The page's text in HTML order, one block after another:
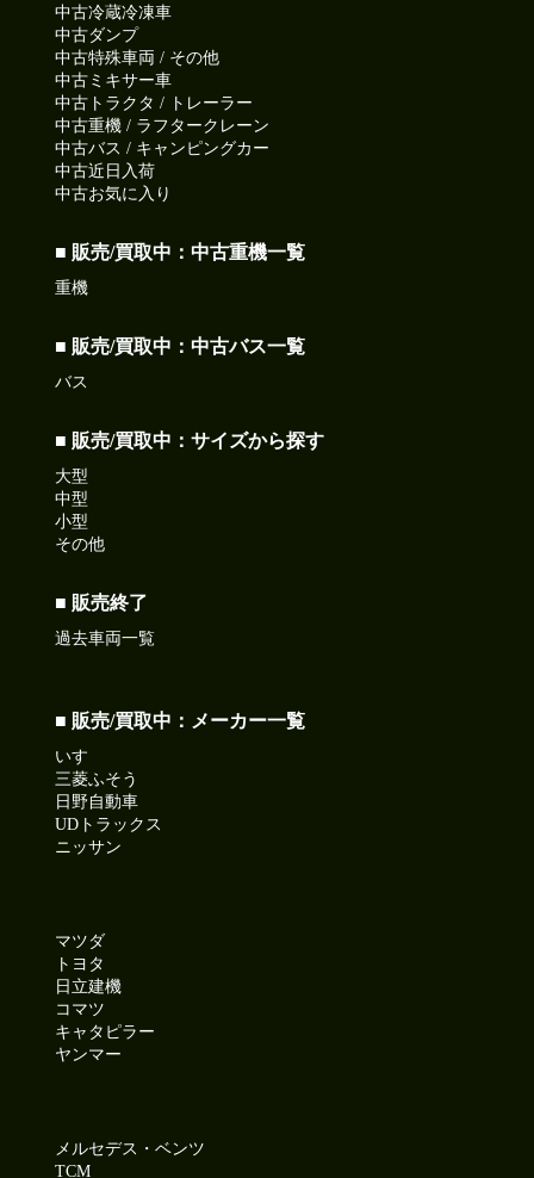
中古冷蔵冷凍車
中古ダンプ
中古特殊車両 / その他
中古ミキサー車
中古トラクタ / トレーラー
中古重機 / ラフタークレーン
中古バス / キャンピングカー
中古近日入荷
中古お気に入り
■ 販売/買取中：中古重機一覧
重機
■ 販売/買取中：中古バス一覧
バス
■ 販売/買取中：サイズから探す
大型
中型
小型
その他
■ 販売終了
過去車両一覧
■ 販売/買取中：メーカー一覧
いすゞ
三菱ふそう
日野自動車
UDトラックス
ニッサン
マツダ
トヨタ
日立建機
コマツ
キャタピラー
ヤンマー
メルセデス・ベンツ
TCM